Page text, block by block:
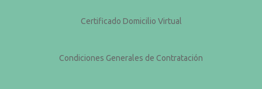
Certificado Domicilio Virtual
Condiciones Generales de Contratación